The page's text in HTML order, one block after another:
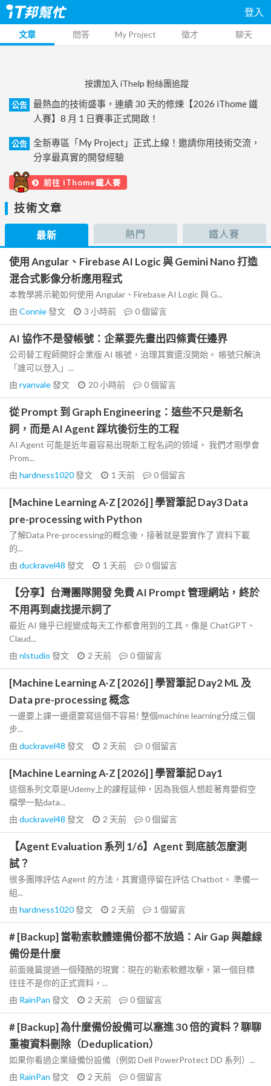
登入
文章 問答 My Project 徵才 聊天
按讚加入 iThelp 粉絲團追蹤
公告
最熱血的技術盛事，連續 30 天的修煉【2026 iThome 鐵
人賽】8 月 1 日賽事正式開啟！
公告
全新專區「My Project」正式上線！邀請你用技術交流，
分享最真實的開發經驗
前往 iThome鐵人賽
技術文章
最新 熱門 鐵人賽
使用 Angular、Firebase AI Logic 與 Gemini Nano 打造
混合式影像分析應用程式
本教學將示範如何使用 Angular、Firebase AI Logic 與 G...
由 Connie發文 3 小時前 0個留言
AI 協作不是發帳號：企業要先畫出四條責任邊界
公司替工程師開好企業版 AI 帳號，治理其實還沒開始。 帳號只解決
「誰可以登入」...
由 ryanvale發文 20 小時前 0個留言
從 Prompt 到 Graph Engineering：這些不只是新名
詞，而是 AI Agent 踩坑後衍生的工程
AI Agent 可能是近年最容易出現新工程名詞的領域。 我們才剛學會
Prom...
由 hardness1020發文 1 天前 0個留言
[Machine Learning A-Z [2026] ] 學習筆記 Day3 Data
pre-processing with Python
了解Data Pre-processing的概念後，接著就是要實作了 資料下載
的...
由 duckravel48 發文 1 天前 0個留言
【分享】台灣團隊開發 免費 AI Prompt 管理網站，終於
不用再到處找提示詞了
最近 AI 幾乎已經變成每天工作都會用到的工具。像是 ChatGPT、
Claud...
由 nlstudio 發文 2 天前 0個留言
[Machine Learning A-Z [2026] ] 學習筆記 Day2 ML 及
Data pre-processing 概念
一邊要上課一邊還要寫這個不容易! 整個machine learning分成三個
步...
由 duckravel48 發文 2 天前 0個留言
[Machine Learning A-Z [2026] ] 學習筆記 Day1
這個系列文章是Udemy上的課程延伸，因為我個人想趁著育嬰假空
檔學一點data...
由 duckravel48 發文 2 天前 0個留言
【Agent Evaluation 系列 1/6】Agent 到底該怎麼測
試？
很多團隊評估 Agent 的方法，其實還停留在評估 Chatbot。 準備一
組...
由 hardness1020發文 2 天前 1 個留言
# [Backup] 當勒索軟體連備份都不放過：Air Gap 與離線
備份是什麼
前面幾篇提過一個殘酷的現實：現在的勒索軟體攻擊，第一個目標
往往不是你的正式資料，...
由 RainPan 發文 2 天前 0個留言
# [Backup] 為什麼備份設備可以塞進 30 倍的資料？聊聊
重複資料刪除（Deduplication）
如果你看過企業級備份設備（例如 Dell PowerProtect DD 系列）...
由 RainPan 發文 2 天前 0個留言